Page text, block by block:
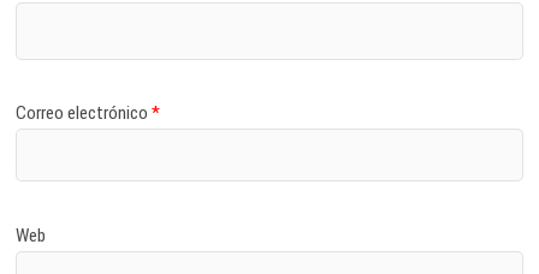
Correo electrónico*
Web